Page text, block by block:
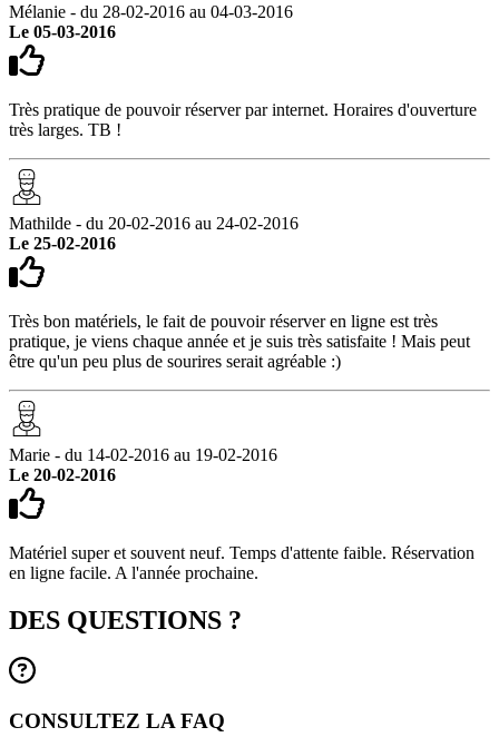
Mélanie - du 28-02-2016 au 04-03-2016
Le 05-03-2016
Très pratique de pouvoir réserver par internet. Horaires d'ouverture
très larges. TB !
Mathilde - du 20-02-2016 au 24-02-2016
Le 25-02-2016
Très bon matériels, le fait de pouvoir réserver en ligne est très
pratique, je viens chaque année et je suis très satisfaite ! Mais peut
être qu'un peu plus de sourires serait agréable :)
Marie - du 14-02-2016 au 19-02-2016
Le 20-02-2016
Matériel super et souvent neuf. Temps d'attente faible. Réservation
en ligne facile. A l'année prochaine.
DES QUESTIONS ?
CONSULTEZ LA FAQ